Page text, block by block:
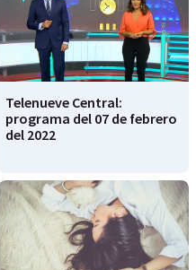
Telenueve Central:
programa del 07 de febrero
del 2022